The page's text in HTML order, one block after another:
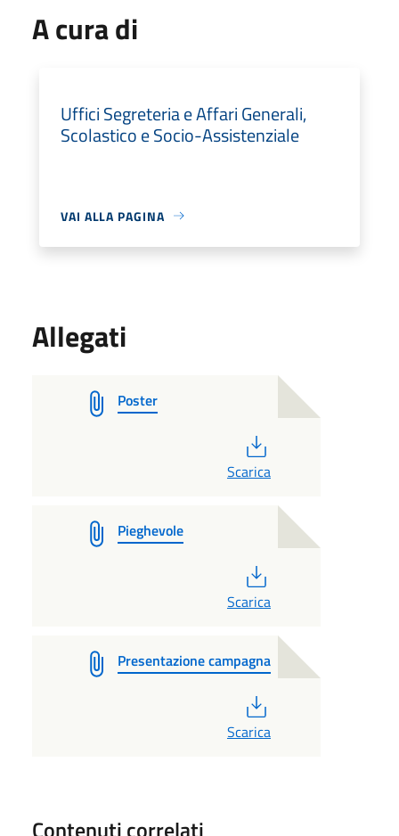
A cura di
Uffici Segreteria e Affari Generali,
Scolastico e Socio-Assistenziale
VAI ALLA PAGINA
Allegati
Poster
Scarica
Pieghevole
Scarica
Presentazione campagna
Scarica
Contenuti correlati